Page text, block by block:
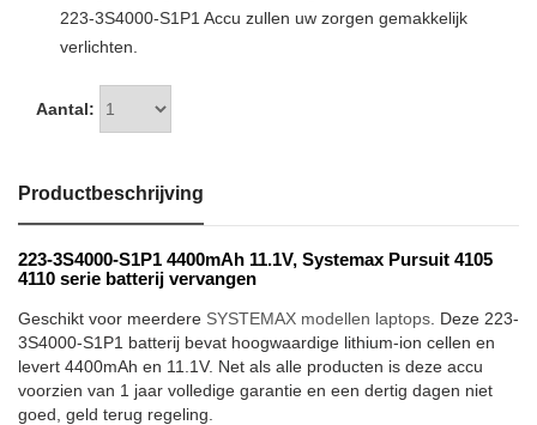
223-3S4000-S1P1 Accu zullen uw zorgen gemakkelijk
verlichten.
Aantal:
Productbeschrijving
223-3S4000-S1P1 4400mAh 11.1V, Systemax Pursuit 4105
4110 serie batterij vervangen
Geschikt voor meerdere SYSTEMAX modellen laptops . Deze 223-
3S4000-S1P1 batterij bevat hoogwaardige lithium-ion cellen en
levert 4400mAh en 11.1V. Net als alle producten is deze accu
voorzien van 1 jaar volledige garantie en een dertig dagen niet
goed, geld terug regeling.